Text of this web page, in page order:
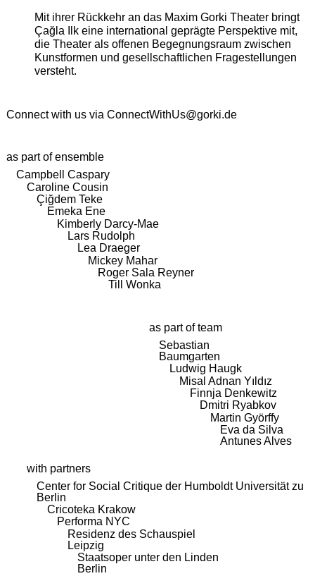
Mit ihrer Rückkehr an das Maxim Gorki Theater bringt
Çağla Ilk eine international geprägte Perspektive mit,
die Theater als offenen Begegnungsraum zwischen
Kunstformen und gesellschaftlichen Fragestellungen
versteht.
Connect with us via ConnectWithUs@gorki.de
as part of ensemble
Campbell Caspary
Caroline Cousin
Çiğdem Teke
Emeka Ene
Kimberly Darcy-Mae
Lars Rudolph
Lea Draeger
Mickey Mahar
Roger Sala Reyner
Till Wonka
as part of team
Sebastian
Baumgarten
Ludwig Haugk
Misal Adnan Yıldız
Finnja Denkewitz
Dmitri Ryabkov
Martin Györffy
Eva da Silva
Antunes Alves
with partners
Center for Social Critique der Humboldt Universität zu
Berlin
Cricoteka Krakow
Performa NYC
Residenz des Schauspiel
Leipzig
Staatsoper unter den Linden
Berlin